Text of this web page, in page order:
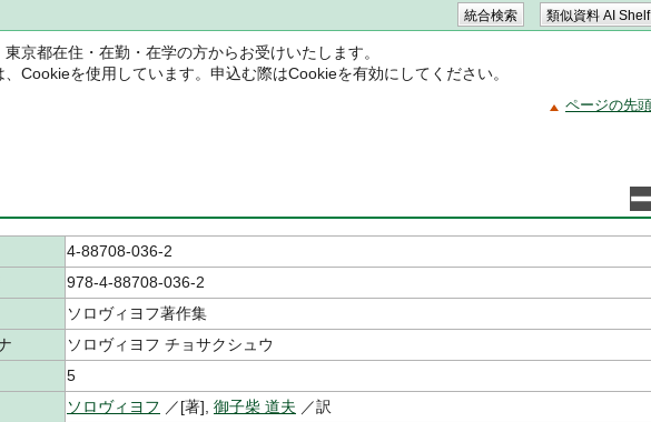
東京都在住・在勤・在学の方からお受けいたします。
Cookieを使用しています。申込む際はCookieを有効にしてください。
ページの先
4-88708-036-2
978-4-88708-036-2
ソロヴィヨフ著作集
ソロヴィヨフ チョサクシュウ
5
ソロヴィヨフ ／[著], 御子柴 道夫 ／訳